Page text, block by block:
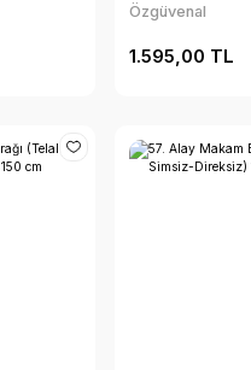
Özgüvenal
1.595,00 TL